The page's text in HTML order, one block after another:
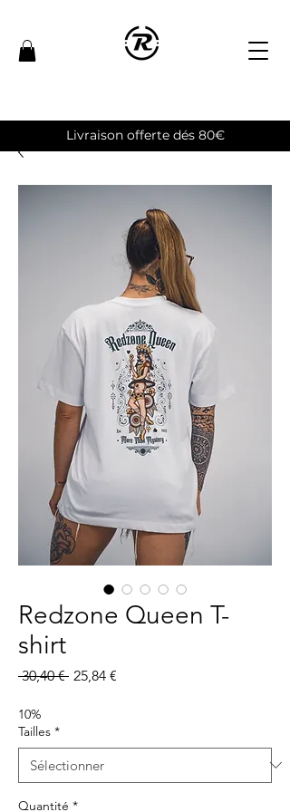
Livraison offerte dés 80€
Redzone Queen T-
shirt
30,40 € Prix
25,84 €
10%
Tailles *
Quantité *